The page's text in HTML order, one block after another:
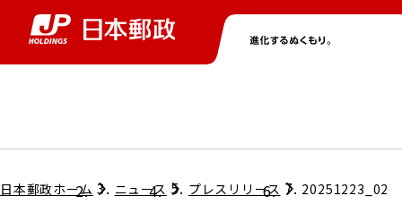
グループ情報トップ
株主・投資家情報トップ
ニューストップ
サステナビリティトップ
採用情報トップ
日本郵政ホーム ニュース プレスリリース 20251223_02